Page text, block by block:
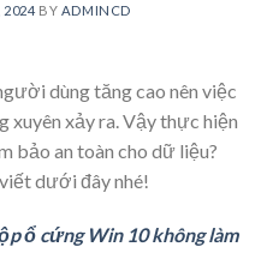
2024 BY ADMINCD
dùng tăng cao nên việc
xảy ra. Vậy thực hiện
bảo an toàn cho dữ liệu?
dưới đây nhé!
ổ cứng Win 10 không làm